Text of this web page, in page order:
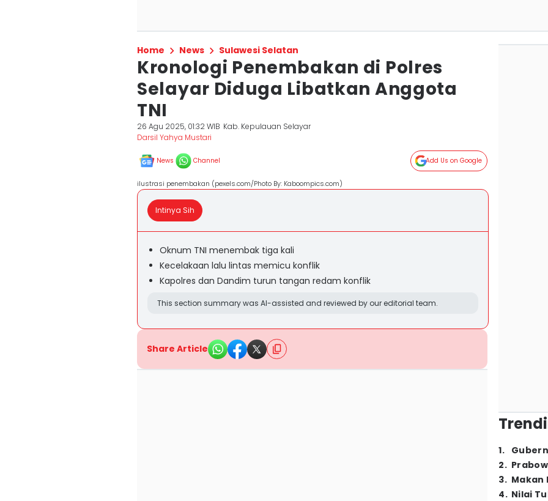
Home News Sulawesi Selatan
Kronologi Penembakan di Polres
Selayar Diduga Libatkan Anggota
TNI
26 Agu 2025, 01:32 WIB Kab. Kepulauan Selayar
Darsil Yahya Mustari
News Channel Add Us on Google
ilustrasi penembakan (pexels.com/Photo By: Kaboompics.com)
Intinya Sih
Oknum TNI menembak tiga kali
Kecelakaan lalu lintas memicu konflik
Kapolres dan Dandim turun tangan redam konflik
This section summary was AI-assisted and reviewed by our editorial team.
Share Article
1.
2.
3. Makan
4. Nilai